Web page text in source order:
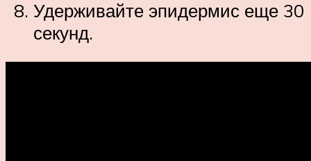
Удерживайте эпидермис еще 30
секунд.